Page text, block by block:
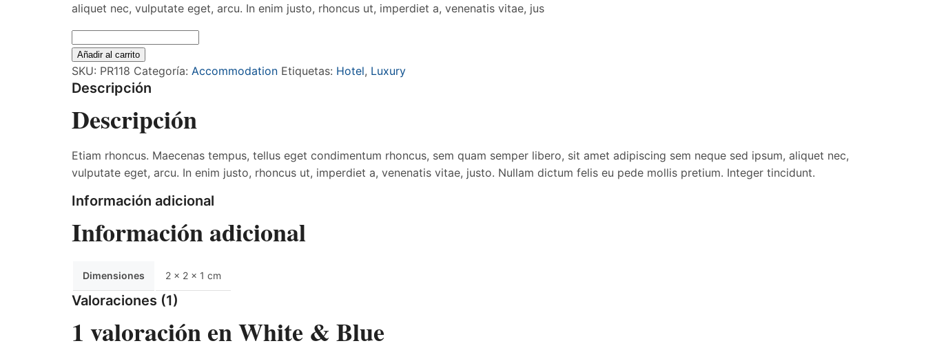
aliquet nec, vulputate eget, arcu. In enim justo, rhoncus ut, imperdiet a, venenatis vitae, jus
Añadir al carrito
SKU: PR118 Categoría: Accommodation Etiquetas: Hotel, Luxury
Descripción
Descripción
Etiam rhoncus. Maecenas tempus, tellus eget condimentum rhoncus, sem quam semper libero, sit amet adipiscing sem neque sed ipsum, aliquet nec,
vulputate eget, arcu. In enim justo, rhoncus ut, imperdiet a, venenatis vitae, justo. Nullam dictum felis eu pede mollis pretium. Integer tincidunt.
Información adicional
Información adicional
Dimensiones 2 × 2 × 1 cm
Valoraciones (1)
1 valoración enWhite & Blue